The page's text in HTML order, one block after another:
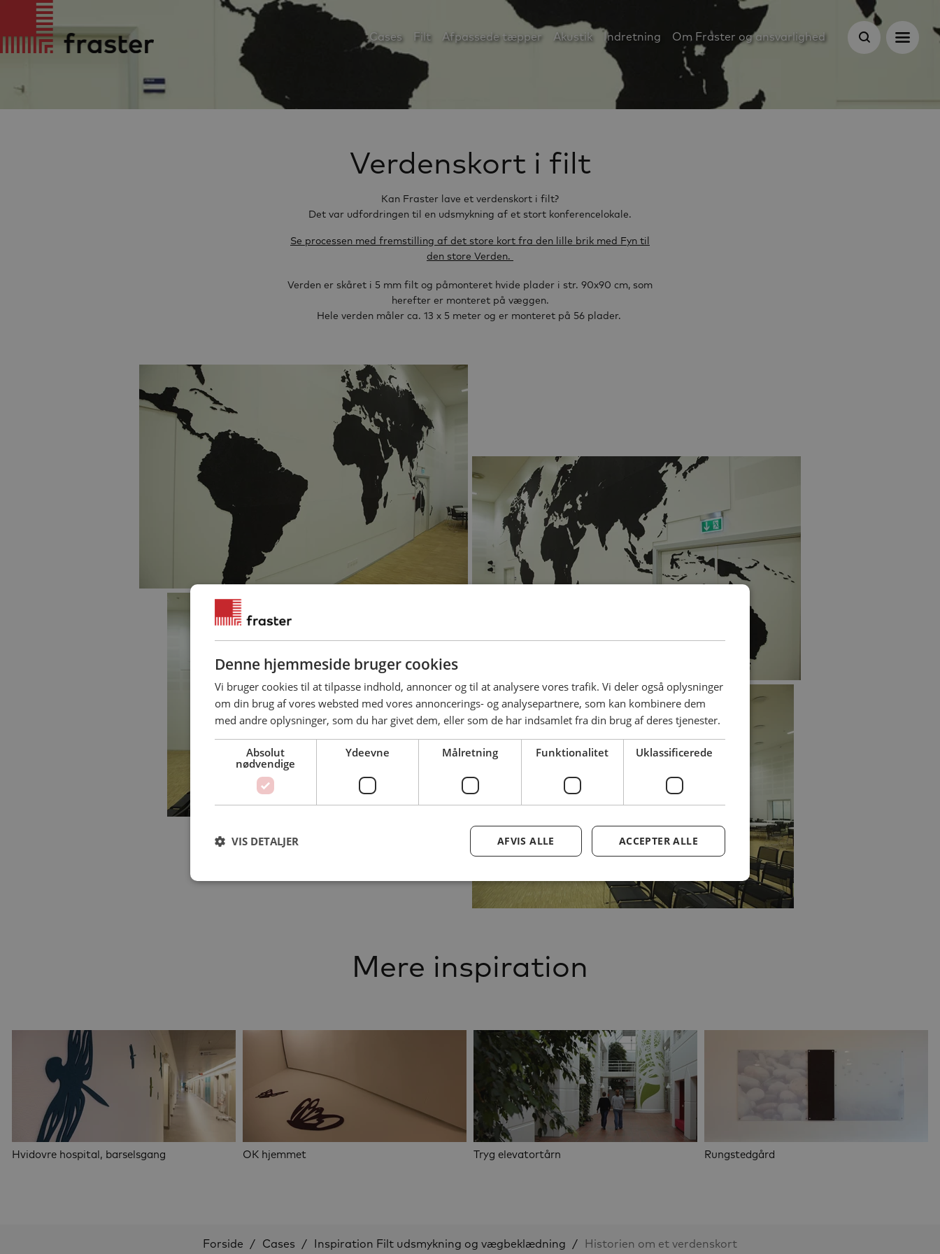
Verdenskort i filt
Kan Fraster lave et verdenskort i filt?
Det var udfordringen til en udsmykning af et stort konferencelokale.
Se processen med fremstilling af det store kort fra den lille brik med Fyn til
den store Verden.
Verden er skåret i 5 mm filt og påmonteret hvide plader i str. 90x90 cm, som
herefter er monteret på væggen.
Hele verden måler ca. 13 x 5 meter og er monteret på 56 plader.
Mere inspiration
Hvidovre hospital, barselsgang OK hjemmet Tryg elevatortårn Rungstedgård
Forside Cases Inspiration Filt udsmykning og vægbeklædning Historien om et verdenskort
Cases Filt Afpassede tæpper Akustik Indretning Om Fraster og ansvarlighed
Denne hjemmeside bruger cookies
Vi bruger cookies til at tilpasse indhold, annoncer og til at analysere vores trafik. Vi deler også oplysninger
om din brug af vores websted med vores annoncerings- og analysepartnere, som kan kombinere dem
med andre oplysninger, som du har givet dem, eller som de har indsamlet fra din brug af deres tjenester.
Absolut
nødvendige
Ydeevne Målretning Funktionalitet Uklassificerede
ACCEPTER ALLE
AFVIS ALLE
VIS DETALJER